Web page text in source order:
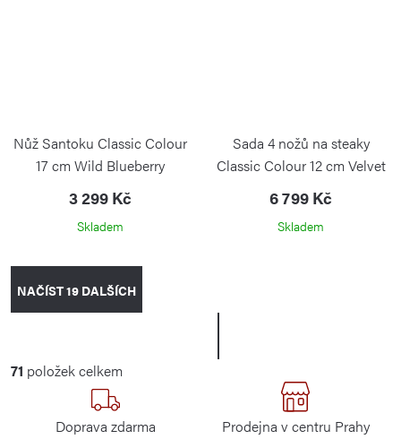
Nůž Santoku Classic Colour
17 cm Wild Blueberry
3 299 Kč
Skladem
Sada 4 nožů na steaky
Classic Colour 12 cm Velvet
Oyster
6 799 Kč
Skladem
v
d
NAČÍST 19 DALŠÍCH
r
á
71 položek celkem
Doprava zdarma Prodejna v centru Prahy